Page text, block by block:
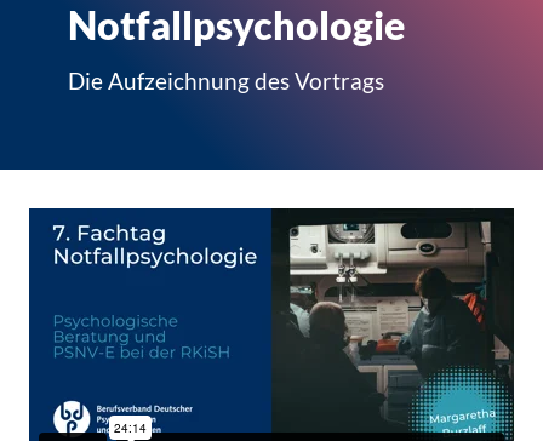
Notfallpsychologie
Die Aufzeichnung des Vortrags